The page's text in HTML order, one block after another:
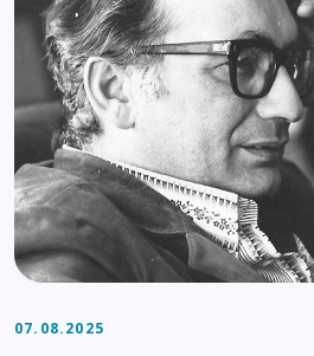
07.08.2025